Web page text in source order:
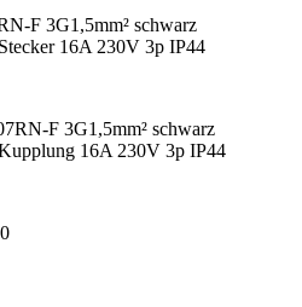
F 3G1,5mm² schwarz
16A 230V 3p IP44
F 3G1,5mm² schwarz
16A 230V 3p IP44